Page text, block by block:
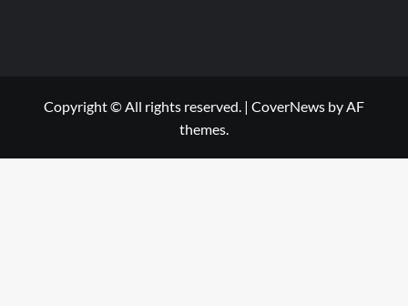
Copyright © All rights reserved. | CoverNews by AF
themes.